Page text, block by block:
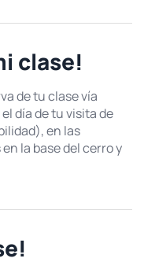
clase!
de tu clase vía
día de tu visita de
en las
la base del cerro y